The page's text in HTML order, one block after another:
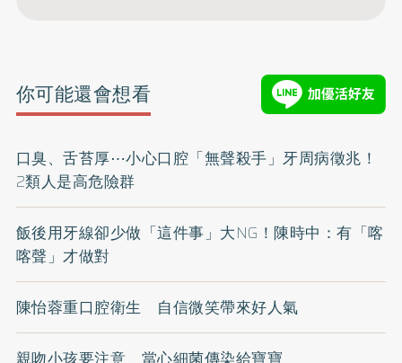
你可能還會想看
口臭、舌苔厚⋯小心口腔「無聲殺手」牙周病徵兆！
2類人是高危險群
飯後用牙線卻少做「這件事」大NG！陳時中：有「喀
喀聲」才做對
陳怡蓉重口腔衛生 自信微笑帶來好人氣